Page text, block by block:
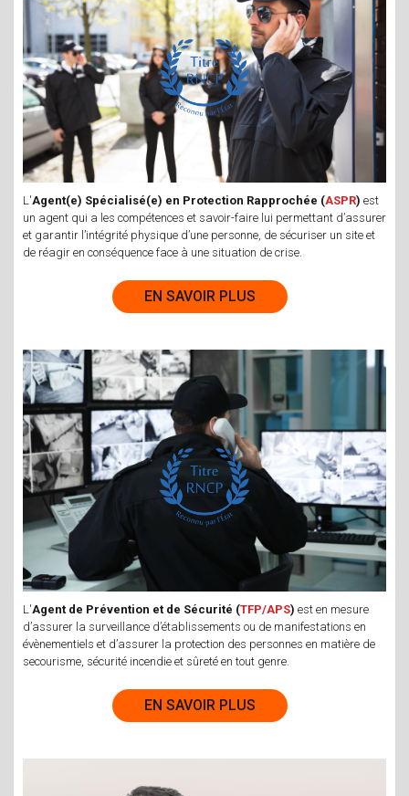
L'Agent(e) Spécialisé(e) en Protection Rapprochée (ASPR) est
un agent qui a les compétences et savoir-faire lui permettant d’assurer
et garantir l’intégrité physique d’une personne, de sécuriser un site et
de réagir en conséquence face à une situation de crise.
EN SAVOIR PLUS
L'Agent de Prévention et de Sécurité (TFP/APS) est en mesure
d’assurer la surveillance d’établissements ou de manifestations en
évènementiels et d’assurer la protection des personnes en matière de
secourisme, sécurité incendie et sûreté en tout genre.
EN SAVOIR PLUS